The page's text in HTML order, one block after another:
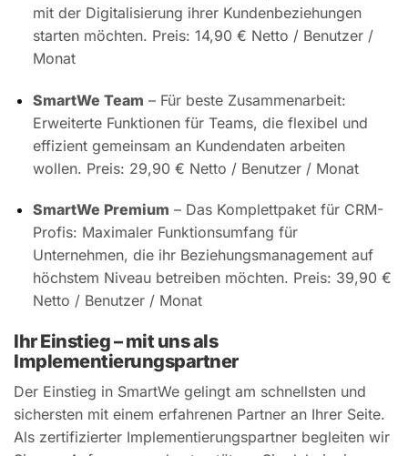
mit der Digitalisierung ihrer Kundenbeziehungen
starten möchten. Preis: 14,90 € Netto / Benutzer /
Monat
SmartWe Team – Für beste Zusammenarbeit:
Erweiterte Funktionen für Teams, die flexibel und
effizient gemeinsam an Kundendaten arbeiten
wollen. Preis: 29,90 € Netto / Benutzer / Monat
SmartWe Premium – Das Komplettpaket für CRM-
Profis: Maximaler Funktionsumfang für
Unternehmen, die ihr Beziehungsmanagement auf
höchstem Niveau betreiben möchten. Preis: 39,90 €
Netto / Benutzer / Monat
Ihr Einstieg – mit uns als
Implementierungspartner
Der Einstieg in SmartWe gelingt am schnellsten und
sichersten mit einem erfahrenen Partner an Ihrer Seite.
Als zertifizierter Implementierungspartner begleiten wir